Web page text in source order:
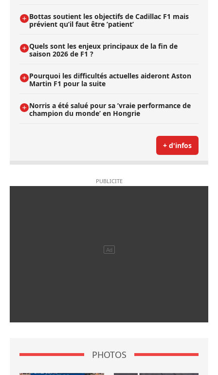
Bottas soutient les objectifs de Cadillac F1 mais
prévient qu’il faut être ’patient’
Quels sont les enjeux principaux de la fin de
saison 2026 de F1 ?
Pourquoi les difficultés actuelles aideront Aston
Martin F1 pour la suite
Norris a été salué pour sa ’vraie performance de
champion du monde’ en Hongrie
+ d'infos
PHOTOS